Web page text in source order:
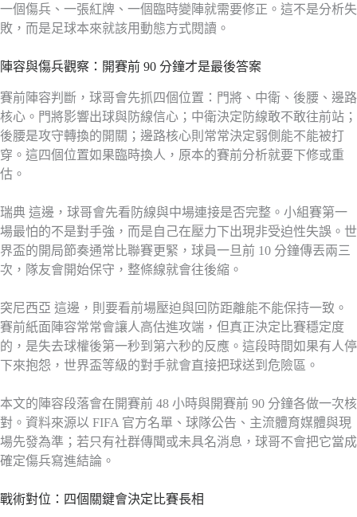
一個傷兵、一張紅牌、一個臨時變陣就需要修正。這不是分析失
敗，而是足球本來就該用動態方式閱讀。
陣容與傷兵觀察：開賽前 90 分鐘才是最後答案
賽前陣容判斷，球哥會先抓四個位置：門將、中衛、後腰、邊路
核心。門將影響出球與防線信心；中衛決定防線敢不敢往前站；
後腰是攻守轉換的開關；邊路核心則常常決定弱側能不能被打
穿。這四個位置如果臨時換人，原本的賽前分析就要下修或重
估。
瑞典 這邊，球哥會先看防線與中場連接是否完整。小組賽第一
場最怕的不是對手強，而是自己在壓力下出現非受迫性失誤。世
界盃的開局節奏通常比聯賽更緊，球員一旦前 10 分鐘傳丟兩三
次，隊友會開始保守，整條線就會往後縮。
突尼西亞 這邊，則要看前場壓迫與回防距離能不能保持一致。
賽前紙面陣容常常會讓人高估進攻端，但真正決定比賽穩定度
的，是失去球權後第一秒到第六秒的反應。這段時間如果有人停
下來抱怨，世界盃等級的對手就會直接把球送到危險區。
本文的陣容段落會在開賽前 48 小時與開賽前 90 分鐘各做一次核
對。資料來源以 FIFA 官方名單、球隊公告、主流體育媒體與現
場先發為準；若只有社群傳聞或未具名消息，球哥不會把它當成
確定傷兵寫進結論。
戰術對位：四個關鍵會決定比賽長相